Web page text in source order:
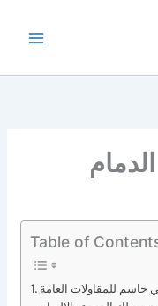
Table of
جاسم للمقاولات العامة